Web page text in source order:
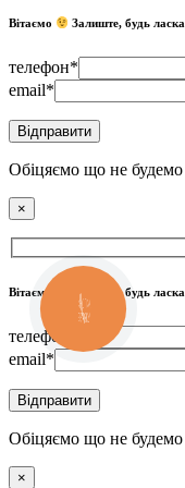
Вітаємо Залиште, будь
телефон*
email*
Обіцяємо що не
×
Вітаємо Залиште, будь
телефон*
email*
Обіцяємо що не
×
КНОПКА
ЗВ'ЯЗКУ